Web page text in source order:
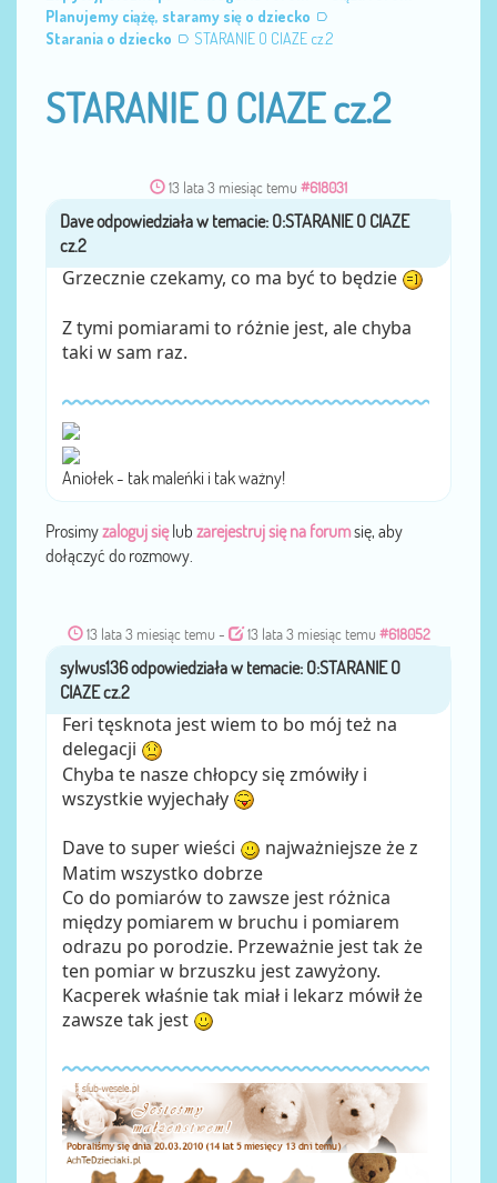
Planujemy ciążę, staramy się o dziecko
Starania o dziecko
STARANIE O CIAZE cz.2
STARANIE O CIAZE cz.2
13 lata 3 miesiąc temu #618031
przezDave
Grzecznie czekamy, co ma być to będzie
Z tymi pomiarami to różnie jest, ale chyba
taki w sam raz.
Aniołek - tak maleńki i tak ważny!
Prosimyzaloguj sięlub zarejestruj się na forumsię, aby
dołączyć do rozmowy.
13 lata 3 miesiąc temu - 13 lata 3 miesiąc temu #618052
przezsylwus136
Feri tęsknota jest wiem to bo mój też na
delegacji
Chyba te nasze chłopcy się zmówiły i
wszystkie wyjechały
Dave to super wieści
najważniejsze że z
Matim wszystko dobrze
Co do pomiarów to zawsze jest różnica
między pomiarem w bruchu i pomiarem
odrazu po porodzie. Przeważnie jest tak że
ten pomiar w brzuszku jest zawyżony.
Kacperek właśnie tak miał i lekarz mówił że
zawsze tak jest